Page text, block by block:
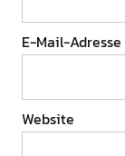
E-Mail-Adresse
Website